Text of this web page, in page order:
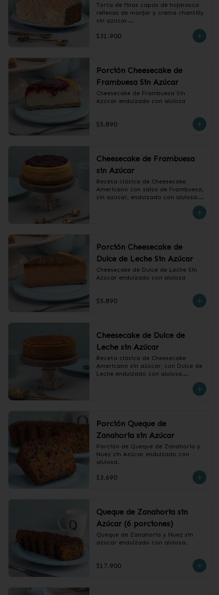
Torta de finas capas de hojarasca
rellenas de manjar y crema chantilly
sin azúcar.
❄️ Producto Congelado
$31.900
Porción Cheesecake de
Frambuesa Sin Azúcar
Cheesecake de Frambuesa Sin
Azúcar endulzado con alulosa
$5.890
Cheesecake de Frambuesa
sin Azúcar
Receta clásica de Cheesecake
Americano con salsa de Frambuesa,
sin azúcar, endulzado con alulosa.
Porción Cheesecake de
Dulce de Leche Sin Azúcar
Cheesecake de Dulce de Leche Sin
Azúcar endulzado con alulosa
$5.890
Cheesecake de Dulce de
Leche sin Azúcar
Receta clásica de Cheesecake
Americano sin azúcar, con Dulce de
Leche endulzado con alulosa.
Porción Queque de
Zanahoria sin Azúcar
Porción de Queque de Zanahoria y
Nuez sin Azúcar endulzado con
alulosa.
$3.690
Queque de Zanahoria sin
Azúcar (6 porciones)
Queque de Zanahoria y Nuez sin
azúcar endulzado con alulosa.
$17.900